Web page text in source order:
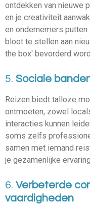
ontdekken van nieuwe
en je creativiteit
en ondernemers
bloot te stellen aan
the box' bevorderd
5. Sociale
Reizen biedt talloze
ontmoeten, zowel
interacties kunnen
soms zelfs
samen met iemand
je gezamenlijke
6. Verbeterde
vaardigheden